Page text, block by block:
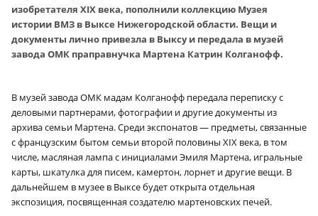
изобретателя XIХ века, пополнили коллекцию Музея
истории ВМЗ в Выксе Нижегородской области. Вещи и
документы лично привезла в Выксу и передала в музей
завода ОМК праправнучка Мартена Катрин Колганофф.
В музей завода ОМК мадам Колганофф передала переписку с
деловыми партнерами, фотографии и другие документы из
архива семьи Мартена. Среди экспонатов — предметы, связанные
с французским бытом семьи второй половины XIX века, в том
числе, масляная лампа с инициалами Эмиля Мартена, игральные
карты, шкатулка для писем, камертон, лорнет и другие вещи. В
дальнейшем в музее в Выксе будет открыта отдельная
экспозиция, посвященная создателю мартеновских печей.